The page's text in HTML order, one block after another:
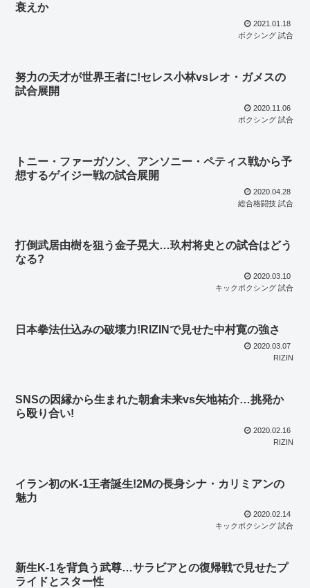
衰えか
2021.01.18
ボクシング 試合
努力の天才が世界王者に!セレス小林vsレオ・ガメスの
試合展開
2020.11.06
ボクシング 試合
トニー・ファーガソン、アンソニー・ペティス戦から予
想するゲイジー戦の試合展開
2020.04.28
総合格闘技 試合
打倒武居由樹を狙う金子晃大…玖村将史との試合はどう
なる?
2020.03.10
キックボクシング 試合
日本拳法仕込みの破壊力!RIZINで見せた中村寛の強さ
2020.03.07
RIZIN
SNSの因縁から生まれた朝倉未来vs矢地祐介…挑発か
ら殴り合い!
2020.02.16
RIZIN
イラン初のK-1王者誕生!2Mの長身シナ・カリミアンの
魅力
2020.02.14
キックボクシング 試合
新生K-1を背負う武尊…サラビアとの復帰戦で見せたプ
ライドとスター性